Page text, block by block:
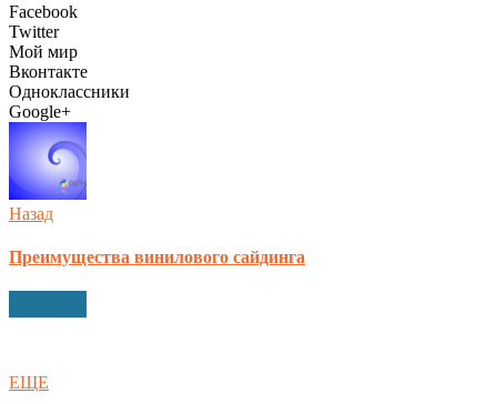
Facebook
Twitter
Мой мир
Вконтакте
Одноклассники
Google+
Назад
Преимущества винилового сайдинга
ЕЩЕ